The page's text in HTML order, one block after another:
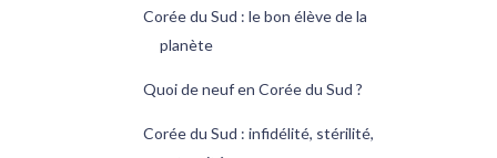
Corée du Sud : le bon élève de la
planète
Quoi de neuf en Corée du Sud ?
Corée du Sud : infidélité, stérilité,